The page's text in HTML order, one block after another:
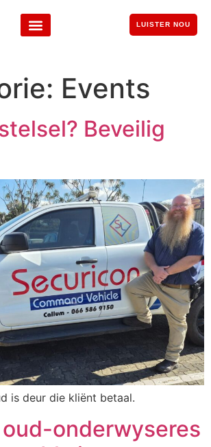
LUISTER NOU
Events
Beveilig
is deur die kliënt betaal.
onderwyseres